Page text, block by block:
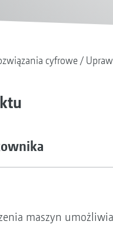
cyfrowe
maszyn